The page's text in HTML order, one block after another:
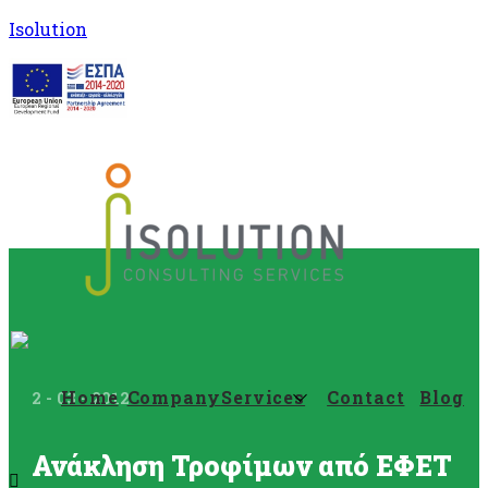
Isolution
Home CompanyServices Contact Blog
2 - 03 - 2012
Ανάκληση Τροφίμων από ΕΦΕΤ